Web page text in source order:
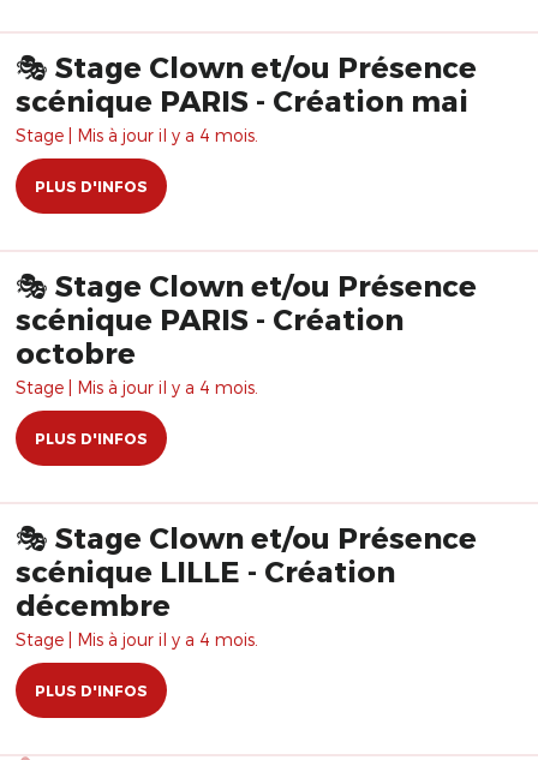
🎭 Stage Clown et/ou Présence
scénique PARIS - Création mai
Stage | Mis à jour il y a 4 mois.
PLUS D'INFOS
🎭 Stage Clown et/ou Présence
scénique PARIS - Création
octobre
Stage | Mis à jour il y a 4 mois.
PLUS D'INFOS
🎭 Stage Clown et/ou Présence
scénique LILLE - Création
décembre
Stage | Mis à jour il y a 4 mois.
PLUS D'INFOS